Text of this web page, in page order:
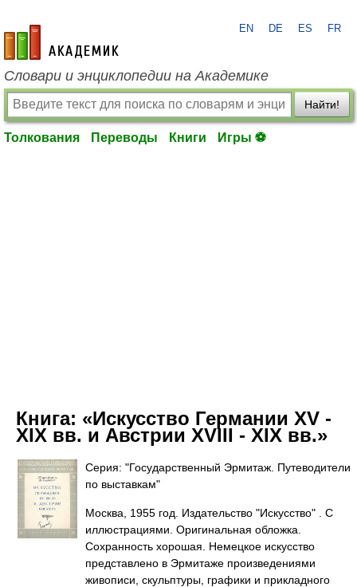
academic.ru
EN DE ES FR
Словари и энциклопедии на Академике
Найти!
Толкования Переводы Книги Игры ⚽
Книга: «Искусство Германии XV -
XIX вв. и Австрии XVIII - XIX вв.»
Серия: "Государственный Эрмитаж. Путеводители
по выставкам"
Москва, 1955 год. Издательство "Искусство" . С
иллюстрациями. Оригинальная обложка.
Сохранность хорошая. Немецкое искусство
представлено в Эрмитаже произведениями
живописи, скульптуры, графики и прикладного